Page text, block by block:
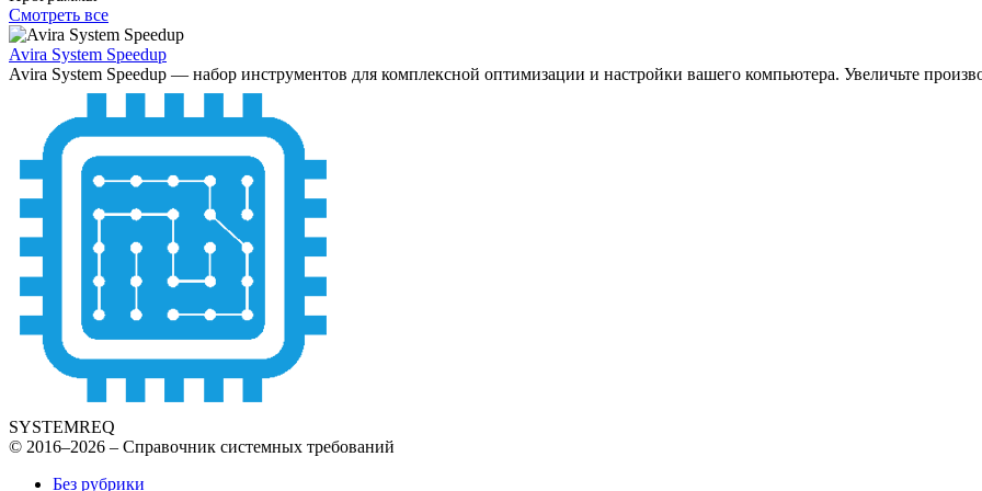
Смотреть все
Avira System Speedup
Avira System Speedup — набор инструментов для комплексной оптимизации и настройки вашего компьютера. Увеличьте
SYSTEMREQ
© 2016–2026 – Справочник системных требований
Без рубрики